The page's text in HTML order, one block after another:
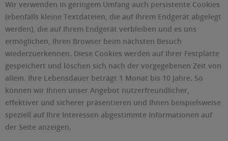
Wir verwenden in geringem Umfang auch persistente Cookies
(ebenfalls kleine Textdateien, die auf Ihrem Endgerät abgelegt
werden), die auf Ihrem Endgerät verbleiben und es uns
ermöglichen, Ihren Browser beim nächsten Besuch
wiederzuerkennen. Diese Cookies werden auf Ihrer Festplatte
gespeichert und löschen sich nach der vorgegebenen Zeit von
allein. Ihre Lebensdauer beträgt 1 Monat bis 10 Jahre. So
können wir Ihnen unser Angebot nutzerfreundlicher,
effektiver und sicherer präsentieren und Ihnen beispielsweise
speziell auf Ihre Interessen abgestimmte Informationen auf
der Seite anzeigen.